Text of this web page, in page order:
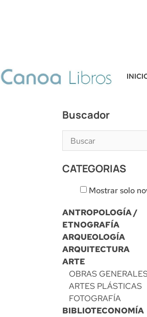
Buscador
CATEGORIAS
Mostrar solo
ANTROPOLOGÍA /
ETNOGRAFÍA
ARQUEOLOGÍA
ARQUITECTURA
ARTE
OBRAS
ARTES PLÁSTICAS
FOTOGRAFÍA
BIBLIOTECONOMÍA